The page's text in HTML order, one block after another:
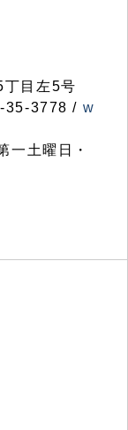
目左5号
35-3778 / w
一土曜日・